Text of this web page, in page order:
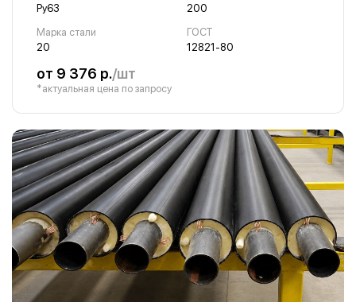
Ру63
200
Марка стали
20
ГОСТ
12821-80
от 9 376 р./шт
*актуальная цена по запросу